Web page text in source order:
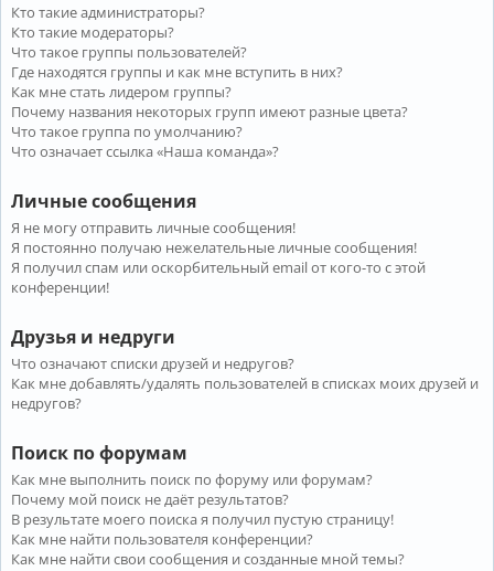
Кто такие администраторы?
Кто такие модераторы?
Что такое группы пользователей?
Где находятся группы и как мне вступить в них?
Как мне стать лидером группы?
Почему названия некоторых групп имеют разные цвета?
Что такое группа по умолчанию?
Что означает ссылка «Наша команда»?
Личные сообщения
Я не могу отправить личные сообщения!
Я постоянно получаю нежелательные личные сообщения!
Я получил спам или оскорбительный email от кого-то с этой
конференции!
Друзья и недруги
Что означают списки друзей и недругов?
Как мне добавлять/удалять пользователей в списках моих друзей и
недругов?
Поиск по форумам
Как мне выполнить поиск по форуму или форумам?
Почему мой поиск не даёт результатов?
В результате моего поиска я получил пустую страницу!
Как мне найти пользователя конференции?
Как мне найти свои сообщения и созданные мной темы?